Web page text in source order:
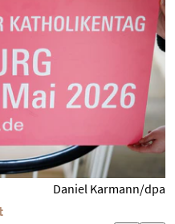
Daniel Karmann/dpa